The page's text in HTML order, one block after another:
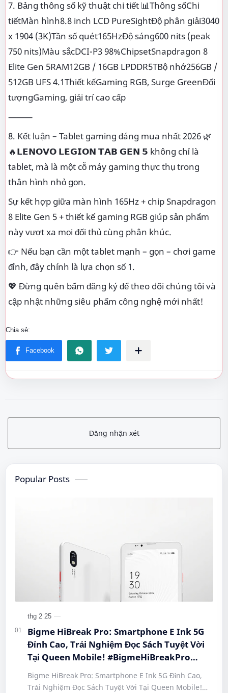
7. Bảng thông số kỹ thuật chi tiết 📊Thông sốChi
tiếtMàn hình8.8 inch LCD PureSightĐộ phân giải3040
x 1904 (3K)Tần số quét165HzĐộ sáng600 nits (peak
750 nits)Màu sắcDCI-P3 98%ChipsetSnapdragon 8
Elite Gen 5RAM12GB / 16GB LPDDR5TBộ nhớ256GB /
512GB UFS 4.1Thiết kếGaming RGB, Surge GreenĐối
tượngGaming, giải trí cao cấp
⸻
8. Kết luận – Tablet gaming đáng mua nhất 2026 🌿
🔥𝗟𝗘𝗡𝗢𝗩𝗢 𝗟𝗘𝗚𝗜𝗢𝗡 𝗧𝗔𝗕 𝗚𝗘𝗡 𝟱 không chỉ là
tablet, mà là một cỗ máy gaming thực thụ trong
thân hình nhỏ gọn.
Sự kết hợp giữa màn hình 165Hz + chip Snapdragon
8 Elite Gen 5 + thiết kế gaming RGB giúp sản phẩm
này vượt xa mọi đối thủ cùng phân khúc.
👉 Nếu bạn cần một tablet mạnh – gọn – chơi game
đỉnh, đây chính là lựa chọn số 1.
💖 Đừng quên bấm đăng ký để theo dõi chúng tôi và
cập nhật những siêu phẩm công nghệ mới nhất!
Đăng nhận xét
Popular Posts
Bigme HiBreak Pro: Smartphone E Ink 5G
Đỉnh Cao, Trải Nghiệm Đọc Sách Tuyệt Vời
Tại Queen Mobile! #BigmeHiBreakPro
#HiBreakPro5G #DienThoaiDocSach
Bigme HiBreak Pro: Smartphone E Ink 5G Đỉnh Cao,
Trải Nghiệm Đọc Sách Tuyệt Vời Tại Queen Mobile!